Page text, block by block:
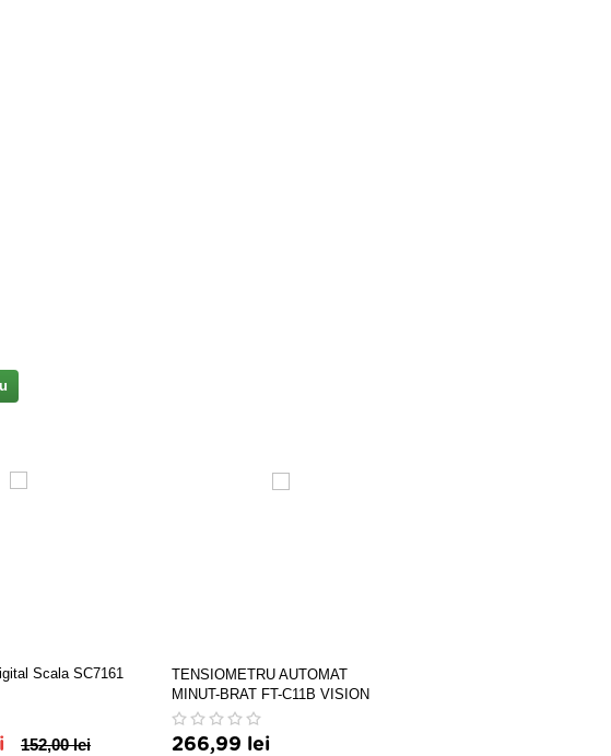
Scala SC7161
152,00 lei
TENSIOMETRU AUTOMAT
MINUT-BRAT FT-C11B VISION
TRADING
266,99 lei